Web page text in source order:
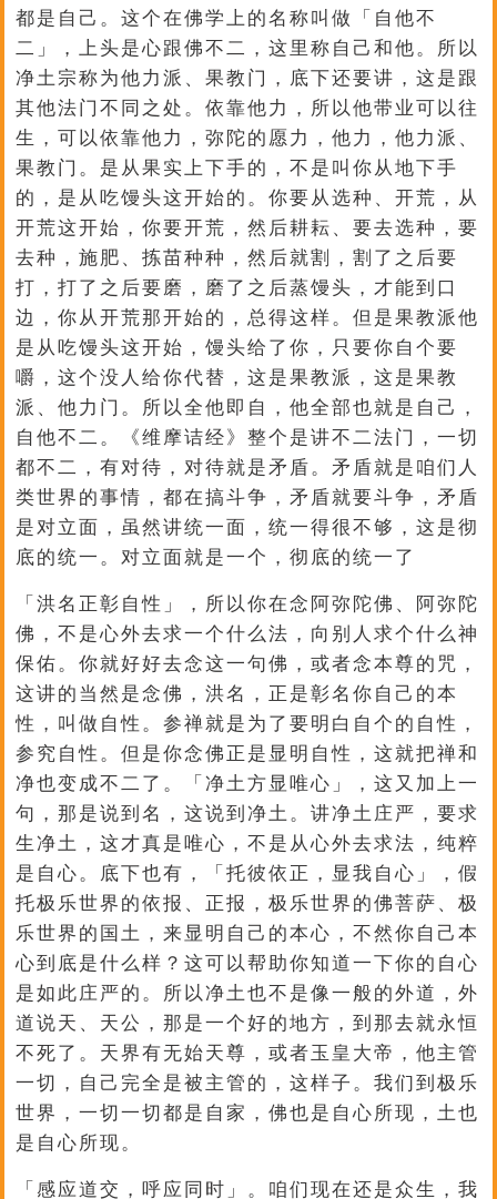
都是自己。这个在佛学上的名称叫做「自他不
二」，上头是心跟佛不二，这里称自己和他。所以
净土宗称为他力派、果教门，底下还要讲，这是跟
其他法门不同之处。依靠他力，所以他带业可以往
生，可以依靠他力，弥陀的愿力，他力，他力派、
果教门。是从果实上下手的，不是叫你从地下手
的，是从吃馒头这开始的。你要从选种、开荒，从
开荒这开始，你要开荒，然后耕耘、要去选种，要
去种，施肥、拣苗种种，然后就割，割了之后要
打，打了之后要磨，磨了之后蒸馒头，才能到口
边，你从开荒那开始的，总得这样。但是果教派他
是从吃馒头这开始，馒头给了你，只要你自个要
嚼，这个没人给你代替，这是果教派，这是果教
派、他力门。所以全他即自，他全部也就是自己，
自他不二。《维摩诘经》整个是讲不二法门，一切
都不二，有对待，对待就是矛盾。矛盾就是咱们人
类世界的事情，都在搞斗争，矛盾就要斗争，矛盾
是对立面，虽然讲统一面，统一得很不够，这是彻
底的统一。对立面就是一个，彻底的统一了
「洪名正彰自性」，所以你在念阿弥陀佛、阿弥陀
佛，不是心外去求一个什么法，向别人求个什么神
保佑。你就好好去念这一句佛，或者念本尊的咒，
这讲的当然是念佛，洪名，正是彰名你自己的本
性，叫做自性。参禅就是为了要明白自个的自性，
参究自性。但是你念佛正是显明自性，这就把禅和
净也变成不二了。「净土方显唯心」，这又加上一
句，那是说到名，这说到净土。讲净土庄严，要求
生净土，这才真是唯心，不是从心外去求法，纯粹
是自心。底下也有，「托彼依正，显我自心」，假
托极乐世界的依报、正报，极乐世界的佛菩萨、极
乐世界的国土，来显明自己的本心，不然你自己本
心到底是什么样？这可以帮助你知道一下你的自心
是如此庄严的。所以净土也不是像一般的外道，外
道说天、天公，那是一个好的地方，到那去就永恒
不死了。天界有无始天尊，或者玉皇大帝，他主管
一切，自己完全是被主管的，这样子。我们到极乐
世界，一切一切都是自家，佛也是自心所现，土也
是自心所现。
「感应道交，呼应同时」。咱们现在还是众生，我